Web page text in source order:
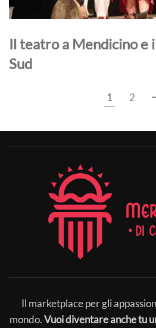
Il teatro a Mendicino e
Sud
1 2
Il marketplace per gli
mondo.Vuoi diventare anche tu